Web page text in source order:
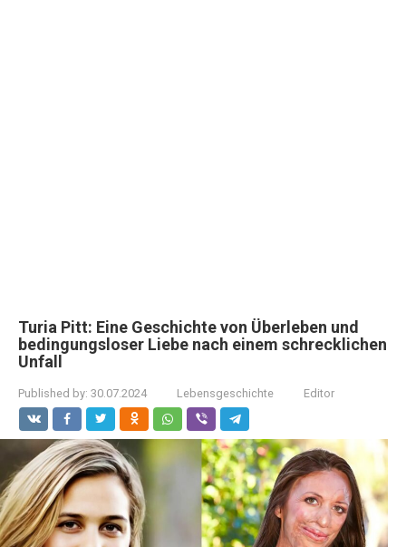
Turia Pitt: Eine Geschichte von Überleben und
bedingungsloser Liebe nach einem schrecklichen
Unfall
Published by: 30.07.2024 Lebensgeschichte Editor